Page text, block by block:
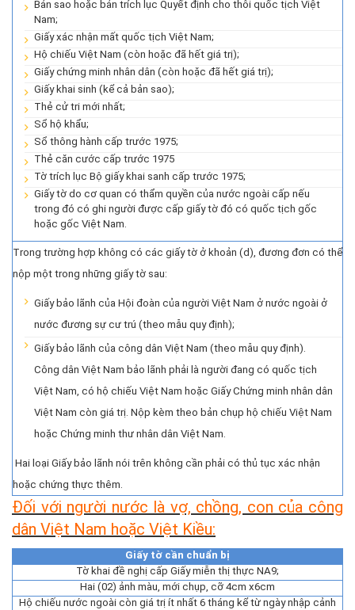
Bản sao hoặc bản trích lục Quyết định cho thôi quốc tịch Việt
Nam;
Giấy xác nhận mất quốc tịch Việt Nam;
Hộ chiếu Việt Nam (còn hoặc đã hết giá trị);
Giấy chứng minh nhân dân (còn hoặc đã hết giá trị);
Giấy khai sinh (kể cả bản sao);
Thẻ cử tri mới nhất;
Sổ hộ khẩu;
Sổ thông hành cấp trước 1975;
Thẻ căn cước cấp trước 1975
Tờ trích lục Bộ giấy khai sanh cấp trước 1975;
Giấy tờ do cơ quan có thẩm quyền của nước ngoài cấp nếu
trong đó có ghi người được cấp giấy tờ đó có quốc tịch gốc
hoặc gốc Việt Nam.
Trong trường hợp không có các giấy tờ ở khoản (d), đương đơn có thể
nộp một trong những giấy tờ sau:
Giấy bảo lãnh của Hội đoàn của người Việt Nam ở nước ngoài ở
nước đương sự cư trú (theo mẫu quy định);
Giấy bảo lãnh của công dân Việt Nam (theo mẫu quy định).
Công dân Việt Nam bảo lãnh phải là người đang có quốc tịch
Việt Nam, có hộ chiếu Việt Nam hoặc Giấy Chứng minh nhân dân
Việt Nam còn giá trị. Nộp kèm theo bản chụp hộ chiếu Việt Nam
hoặc Chứng minh thư nhân dân Việt Nam.
Hai loại Giấy bảo lãnh nói trên không cần phải có thủ tục xác nhận
hoặc chứng thực thêm.
Đối với người nước là vợ, chồng, con của công
dân Việt Nam hoặc Việt Kiều:
Giấy tờ cần chuẩn bị
Tờ khai đề nghị cấp Giấy miễn thị thực NA9;
Hai (02) ảnh màu, mới chụp, cỡ 4cm x6cm
Hộ chiếu nước ngoài còn giá trị ít nhất 6 tháng kể từ ngày nhập cảnh